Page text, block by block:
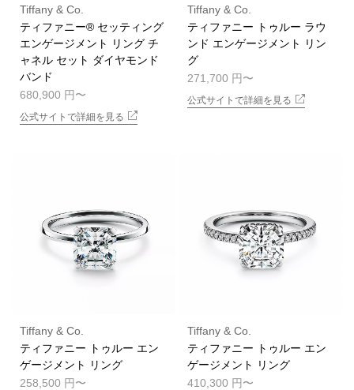
Tiffany & Co.
ティファニー® セッティング
エンゲージメント リング チ
ャネル セット ダイヤモンド
バンド
680,900 円
公式サイトで詳細を見る
Tiffany & Co.
ティファニー トゥルー ラウ
ンド エンゲージメント リン
グ
271,700 円
公式サイトで詳細を見る
Tiffany & Co.
ティファニー トゥルー エン
ゲージメント リング
258,500 円
Tiffany & Co.
ティファニー トゥルー エン
ゲージメント リング
410,300 円